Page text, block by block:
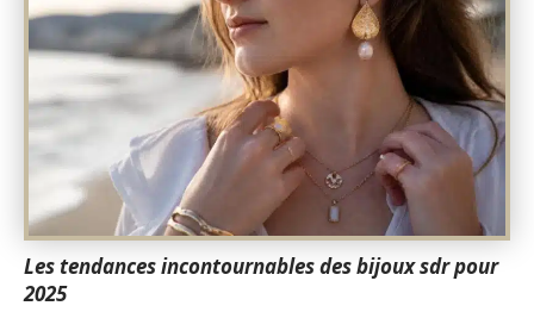
Les tendances incontournables des bijoux sdr pour
2025